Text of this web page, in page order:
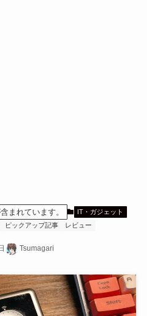
まれています。
IT・ガジェット
ピックアップ記事
レビュー
Tsumagari